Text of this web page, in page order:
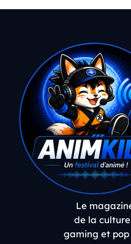
Le
de la
gaming et